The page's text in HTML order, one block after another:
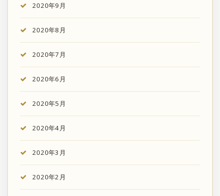
2020年9月
2020年8月
2020年7月
2020年6月
2020年5月
2020年4月
2020年3月
2020年2月